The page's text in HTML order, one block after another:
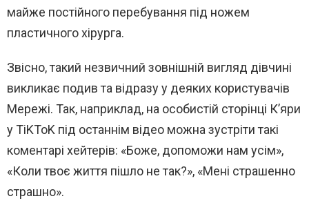
майже постійного перебування під ножем
пластичного хірурга.
Звісно, такий незвичний зовнішній вигляд дівчині
викликає подив та відразу у деяких користувачів
Мережі. Так, наприклад, на особистій сторінці К’яри
у TiKToK під останнім відео можна зустріти такі
коментарі хейтерів: «Боже, допоможи нам усім»,
«Коли твоє життя пішло не так?», «Мені страшенно
страшно».